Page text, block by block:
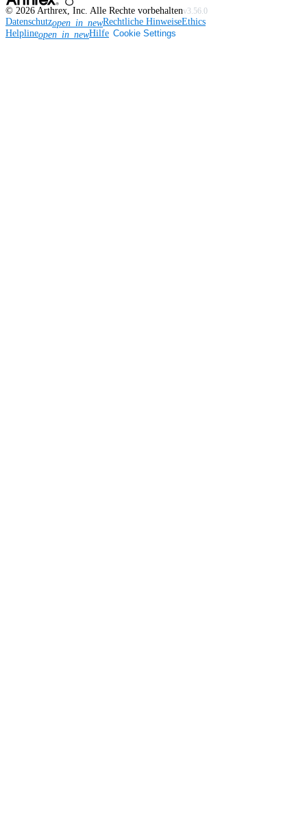
© 2026 Arthrex, Inc. Alle Rechte vorbehaltenv3.56.0
Datenschutzopen_in_newRechtliche HinweiseEthics
Helplineopen_in_newHilfe Cookie Settings